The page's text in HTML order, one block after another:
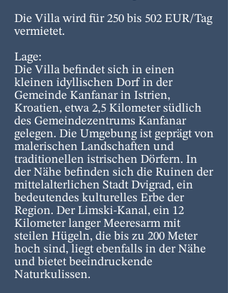
Die Villa wird für 250 bis 502 EUR/Tag
vermietet.
Lage:
Die Villa befindet sich in einen
kleinen idyllischen Dorf in der
Gemeinde Kanfanar in Istrien,
Kroatien, etwa 2,5 Kilometer südlich
des Gemeindezentrums Kanfanar
gelegen. Die Umgebung ist geprägt von
malerischen Landschaften und
traditionellen istrischen Dörfern. In
der Nähe befinden sich die Ruinen der
mittelalterlichen Stadt Dvigrad, ein
bedeutendes kulturelles Erbe der
Region. Der Limski-Kanal, ein 12
Kilometer langer Meeresarm mit
steilen Hügeln, die bis zu 200 Meter
hoch sind, liegt ebenfalls in der Nähe
und bietet beeindruckende
Naturkulissen.